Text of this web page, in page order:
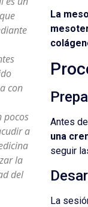
con
pocos
a
la
del
La
Antes
una
seguir
La